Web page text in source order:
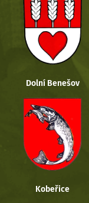
Dolní Benešov
Kobeřice